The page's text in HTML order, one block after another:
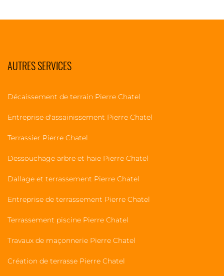
AUTRES SERVICES
Décaissement de terrain Pierre Chatel
Entreprise d'assainissement Pierre Chatel
Terrassier Pierre Chatel
Dessouchage arbre et haie Pierre Chatel
Dallage et terrassement Pierre Chatel
Entreprise de terrassement Pierre Chatel
Terrassement piscine Pierre Chatel
Travaux de maçonnerie Pierre Chatel
Création de terrasse Pierre Chatel